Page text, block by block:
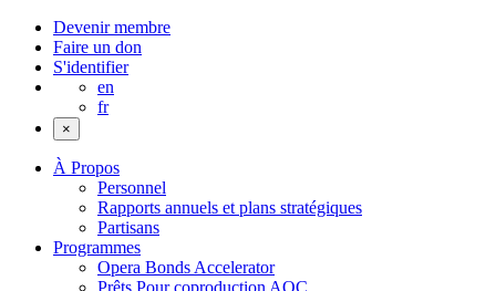
Devenir membre
Faire un don
S'identifier
en
fr
×
À Propos
Personnel
Rapports annuels et plans stratégiques
Partisans
Programmes
Opera Bonds Accelerator
Prêts Pour coproduction AOC